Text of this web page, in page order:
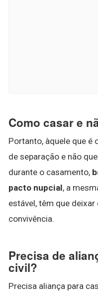
Como casar e
Portanto, àquele que é
de separação e não
durante o casamento,
pacto nupcial, a
estável, têm que
convivência.
Precisa de
civil?
Precisa aliança para